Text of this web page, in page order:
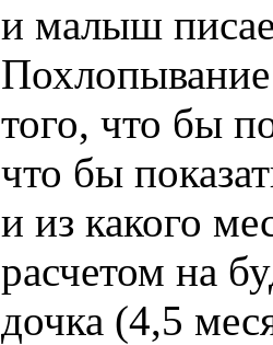
и малыш
того, что бы
что бы
и из какого
расчетом на
дочка (4,5